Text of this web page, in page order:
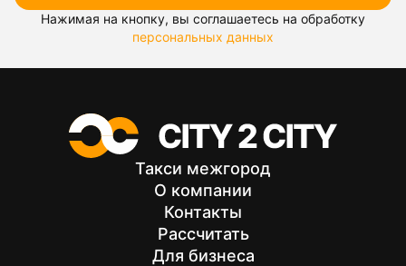
Нажимая на кнопку, вы соглашаетесь на обработку
персональных данных
Такси межгород
О компании
Контакты
Рассчитать
Для бизнеса